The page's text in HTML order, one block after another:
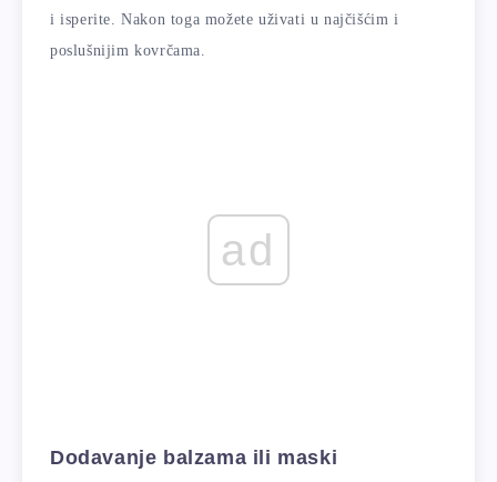
i isperite. Nakon toga možete uživati ​​u najčišćim i
poslušnijim kovrčama.
ad
Dodavanje balzama ili maski